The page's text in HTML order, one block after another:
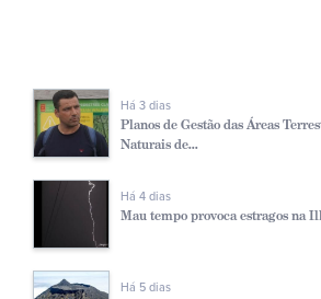
Há 3 dias
Planos de Gestão das Áreas
Naturais de...
Há 4 dias
Mau tempo provoca estragos na
Há 5 dias